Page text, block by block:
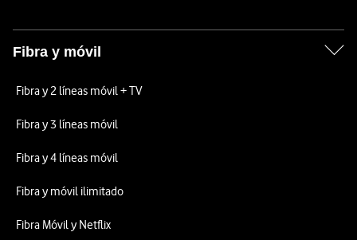
Fibra y móvil
Fibra y 2 líneas móvil + TV
Fibra y 3 líneas móvil
Fibra y 4 líneas móvil
Fibra y móvil ilimitado
Fibra Móvil y Netflix